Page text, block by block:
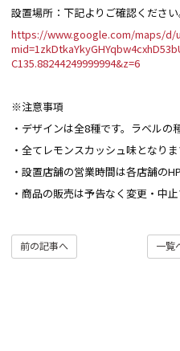
設置場所：下記よりご確認ください
https://www.google.com/maps/d/
C135.88244249999994&z=6
※注意事項
・デザインは全8種です。ラベルの
・全てレモンスカッシュ味となりま
・設置店舗の営業時間は各店舗の
・商品の販売は予告なく変更・中
一覧
前の記事へ